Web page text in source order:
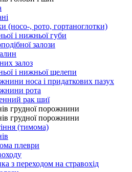
(носо-, рото, гортаноглотки)
і нижньої губи
залози
залоз
і нижньої щелепи
носа і придаткових пазух
рота
рак шиї
грудної порожнини
грудної порожнини
(тимома)
плеври
з переходом на стравохід